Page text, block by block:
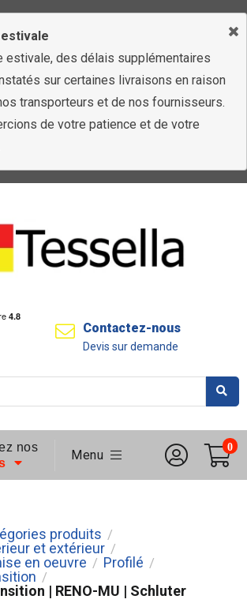
estivale, des délais supplémentaires
sur certaines livraisons en raison
transporteurs et de nos fournisseurs.
de votre patience et de votre
Contactez-nous
Devis sur demande
nos
Menu
0
produits /
et extérieur /
en oeuvre / Profilé /
/
| RENO-MU | Schluter